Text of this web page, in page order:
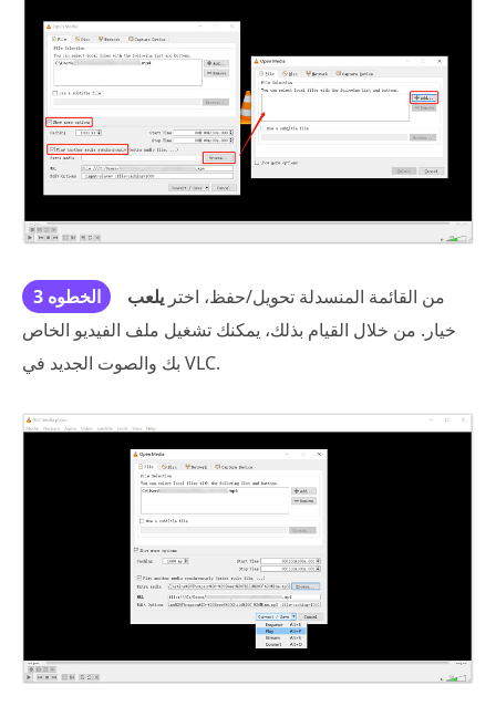
الخطوه 3 من القائمة المنسدلة تحويل/حفظ، اختريلعب
خيار. من خلال القيام بذلك، يمكنك تشغيل ملف الفيديو الخاص
بك والصوت الجديد في VLC.